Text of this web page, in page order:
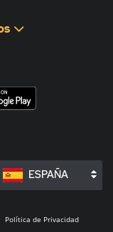
ESPAÑA
Política de Privacidad